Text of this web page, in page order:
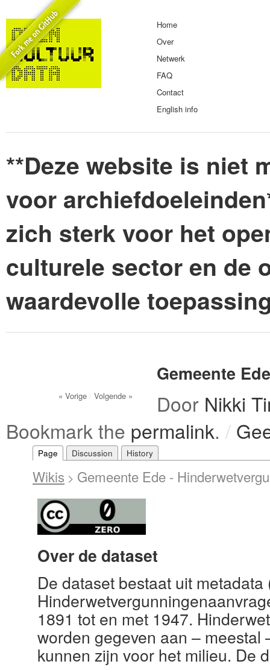
Home
Over
Netwerk
FAQ
Contact
English info
**Deze website is niet
voor
zich sterk voor het
culturele sector en de
waardevolle
Gemeente
« Vorige / Volgende » Door Nikki
Bookmark the permalink. /
Page Discussion History
Wikis > Gemeente Ede -
Over de dataset
De dataset bestaat uit
1891 tot en met 1947.
worden gegeven aan –
kunnen zijn voor het milieu. De